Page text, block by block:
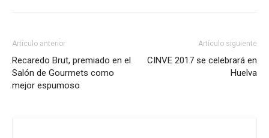
Artículo anterior
Recaredo Brut, premiado en el
Salón de Gourmets como
mejor espumoso
Artículo siguiente
CINVE 2017 se celebrará en
Huelva